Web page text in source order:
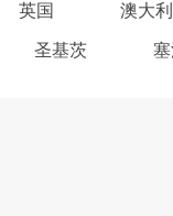
英国 澳大
圣基茨